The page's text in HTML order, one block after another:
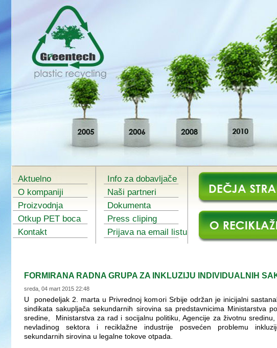
Aktuelno
O kompaniji
Proizvodnja
Otkup PET boca
Kontakt
Info za dobavljače
Naši partneri
Dokumenta
Press cliping
Prijava na email listu
FORMIRANA RADNA GRUPA ZA INKLUZIJU INDIVIDUALNIH
sreda, 04 mart 2015 22:48
U ponedeljak 2. marta u Privrednoj komori Srbije održan je inicijalni
sindikata sakupljača sekundarnih sirovina sa predstavnicima Ministarstva
sredine, Ministarstva za rad i socijalnu politiku, Agencije za životnu sredinu,
nevladinog sektora i reciklažne industrije posvećen problemu
sekundarnih sirovina u legalne tokove otpada.